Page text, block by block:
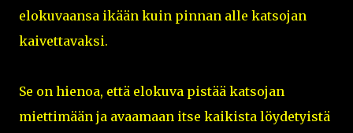
elokuvaansa ikään kuin pinnan alle katsojan
kaivettavaksi.
Se on hienoa, että elokuva pistää katsojan
miettimään ja avaamaan itse kaikista löydetyistä